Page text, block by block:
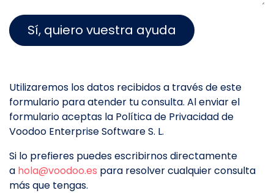
Sí, quiero vuestra ayuda
Utilizaremos los datos recibidos a través de este
formulario para atender tu consulta. Al enviar el
formulario aceptas la Política de Privacidad de
Voodoo Enterprise Software S. L.
Si lo prefieres puedes escribirnos directamente
a hola@voodoo.es para resolver cualquier consulta
más que tengas.